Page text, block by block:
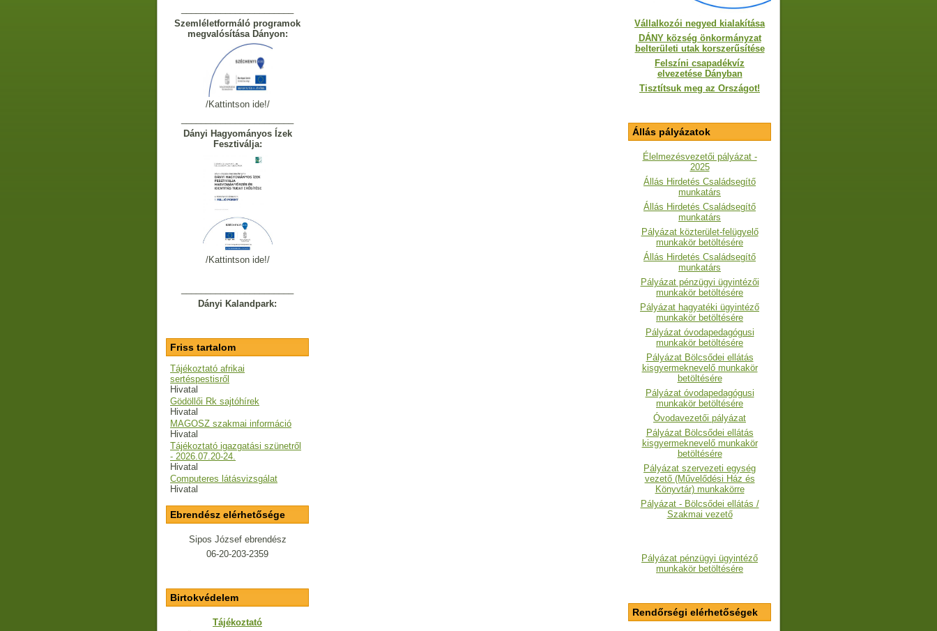
Szemléletformáló programok
megvalósítása Dányon:
/Kattintson ide!/
Dányi Hagyományos Ízek
Fesztiválja:
/Kattintson ide!/
Dányi Kalandpark:
Friss tartalom
Tájékoztató afrikai
sertéspestisről
Hivatal
Gödöllői Rk sajtóhírek
Hivatal
MAGOSZ szakmai információ
Hivatal
Tájékoztató igazgatási szünetről
- 2026.07.20-24.
Hivatal
Computeres látásvizsgálat
Hivatal
Ebrendész elérhetősége
Sipos József ebrendész
06-20-203-2359
Birtokvédelem
Tájékoztató
Vállalkozói negyed kialakítása
DÁNY község önkormányzat
belterületi utak korszerűsítése
Felszíni csapadékvíz
elvezetése Dányban
Tisztítsuk meg az Országot!
Állás pályázatok
Élelmezésvezetői pályázat -
2025
Állás Hirdetés Családsegítő
munkatárs
Állás Hirdetés Családsegítő
munkatárs
Pályázat közterület-felügyelő
munkakör betöltésére
Állás Hirdetés Családsegítő
munkatárs
Pályázat pénzügyi ügyintézői
munkakör betöltésére
Pályázat hagyatéki ügyintéző
munkakör betöltésére
Pályázat óvodapedagógusi
munkakör betöltésére
Pályázat Bölcsődei ellátás
kisgyermeknevelő munkakör
betöltésére
Pályázat óvodapedagógusi
munkakör betöltésére
Óvodavezetői pályázat
Pályázat Bölcsődei ellátás
kisgyermeknevelő munkakör
betöltésére
Pályázat szervezeti egység
vezető (Művelődési Ház és
Könyvtár) munkakörre
Pályázat - Bölcsődei ellátás /
Szakmai vezető
Pályázat pénzügyi ügyintéző
munkakör betöltésére
Rendőrségi elérhetőségek